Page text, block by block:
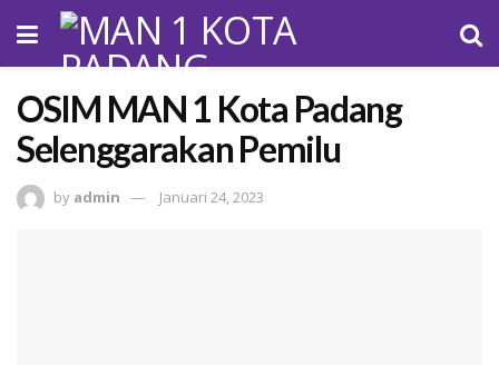
OSIM MAN 1 Kota Padang
Selenggarakan Pemilu
by admin Januari 24, 2023